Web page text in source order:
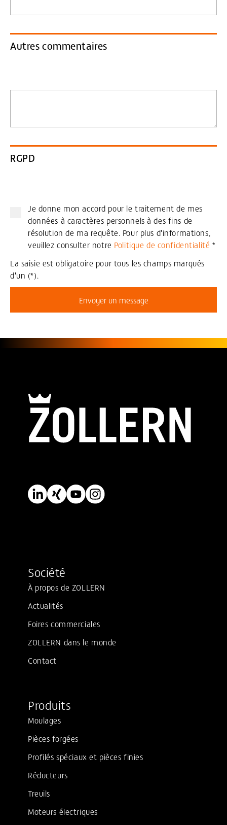
Autres commentaires
RGPD
Je donne mon accord pour le traitement de mes
données à caractères personnels à des fins de
résolution de ma requête. Pour plus d'informations,
veuillez consulter notre Politique de confidentialité *
La saisie est obligatoire pour tous les champs marqués
d'un (*).
Envoyer un message
Société
À propos de ZOLLERN
Actualités
Foires commerciales
ZOLLERN dans le monde
Contact
Produits
Moulages
Pièces forgées
Profilés spéciaux et pièces finies
Réducteurs
Treuils
Moteurs électriques